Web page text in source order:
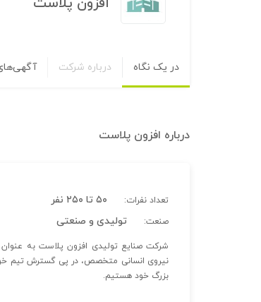
در یک نگاه درباره شرکت
درباره افزون پلاست
تعداد نفرات: ۵۰ تا ۲۵۰ نفر
صنعت: تولیدی و صنعتی
شرکت صنایع تولیدی افزون پلاست به عنوان
نیروی انسانی متخصص، در پی گسترش تیم خود
بزرگ خود هستیم.